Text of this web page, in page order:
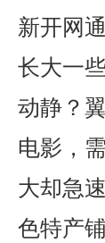
新开网
长大一
动静？
电影，
大却急
色特产铺